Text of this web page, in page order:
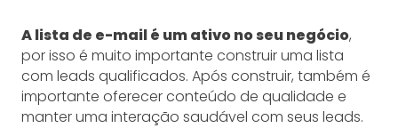
A lista de e-mail é um ativo no seu negócio,
por isso é muito importante construir uma lista
com leads qualificados. Após construir, também é
importante oferecer conteúdo de qualidade e
manter uma interação saudável com seus leads.